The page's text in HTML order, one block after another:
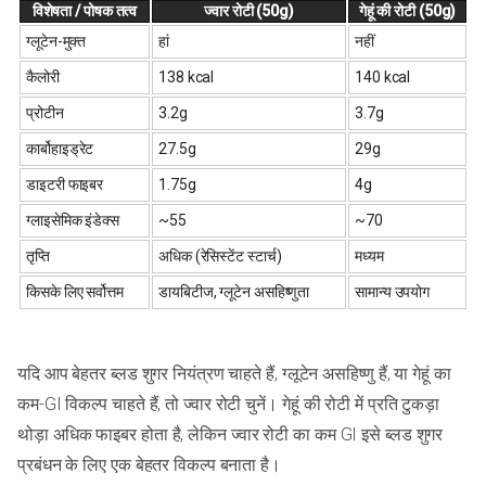
विशेषता / पोषक तत्व ज्वार रोटी (50g)
गेहूं की रोटी (50g)
ग्लूटेन-मुक्त
हां नहीं
कैलोरी 138 kcal 140 kcal
प्रोटीन 3.2g 3.7g
कार्बोहाइड्रेट 27.5g 29g
डाइटरी फाइबर 1.75g 4g
ग्लाइसेमिक इंडेक्स ~55 ~70
तृप्ति अधिक (रेसिस्टेंट स्टार्च) मध्यम
किसके लिए सर्वोत्तम डायबिटीज, ग्लूटेन असहिष्णुता सामान्य उपयोग
यदि आप बेहतर ब्लड शुगर नियंत्रण चाहते हैं, ग्लूटेन असहिष्णु हैं, या गेहूं का
कम-GI विकल्प चाहते हैं, तो ज्वार रोटी चुनें। गेहूं की रोटी में प्रति टुकड़ा
थोड़ा अधिक फाइबर होता है, लेकिन ज्वार रोटी का कम GI इसे ब्लड शुगर
प्रबंधन के लिए एक बेहतर विकल्प बनाता है।